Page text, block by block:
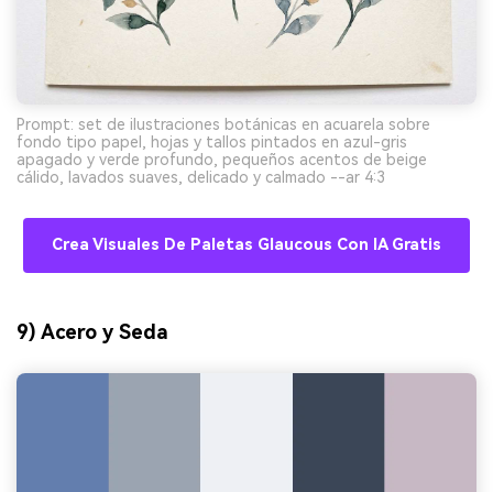
Prompt: set de ilustraciones botánicas en acuarela sobre
fondo tipo papel, hojas y tallos pintados en azul-gris
apagado y verde profundo, pequeños acentos de beige
cálido, lavados suaves, delicado y calmado --ar 4:3
Crea Visuales De Paletas Glaucous Con IA Gratis
9) Acero y Seda